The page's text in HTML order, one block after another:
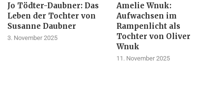
Jo Tödter-Daubner: Das
Leben der Tochter von
Susanne Daubner
3. November 2025
Amelie Wnuk:
Aufwachsen im
Rampenlicht als
Tochter von Oliver
Wnuk
11. November 2025